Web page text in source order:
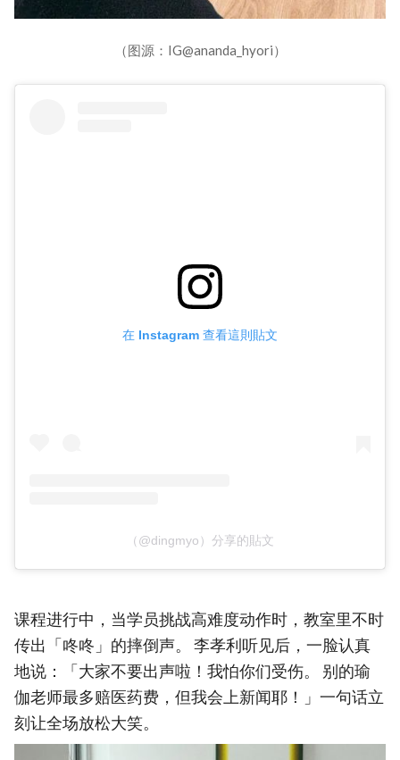
（图源：IG@ananda_hyori）
在 Instagram 查看這則貼文
（@dingmyo）分享的貼文
课程进行中，当学员挑战高难度动作时，教室里不时
传出「咚咚」的摔倒声。 李孝利听见后，一脸认真
地说：「大家不要出声啦！我怕你们受伤。 别的瑜
伽老师最多赔医药费，但我会上新闻耶！」一句话立
刻让全场放松大笑。